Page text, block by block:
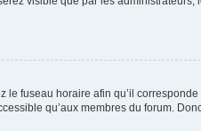
le fuseau horaire afin qu’il corresponde
qu’aux membres du forum.